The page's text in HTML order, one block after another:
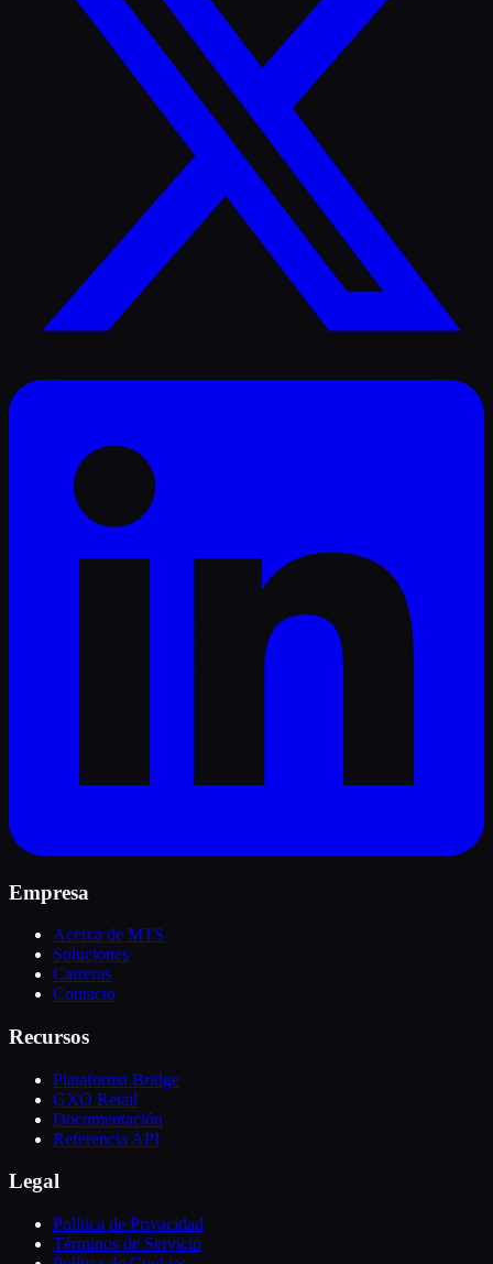
Empresa
Acerca de MTS
Soluciones
Carreras
Contacto
Recursos
Plataforma Bridge
GXO Retail
Documentación
Referencia API
Legal
Política de Privacidad
Términos de Servicio